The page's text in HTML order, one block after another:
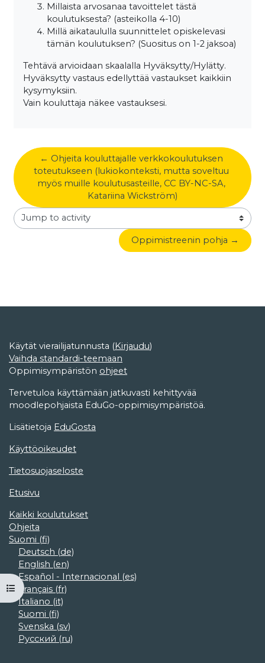
Avaa kurssisisältö
Millaista arvosanaa tavoittelet tästä
koulutuksesta? (asteikolla 4-10)
Millä aikataululla suunnittelet opiskelevasi
tämän koulutuksen? (Suositus on 1-2 jaksoa)
Tehtävä arvioidaan skaalalla Hyväksytty/Hylätty.
Hyväksytty vastaus edellyttää vastaukset kaikkiin
kysymyksiin.
Vain kouluttaja näkee vastauksesi.
← Ohjeita kouluttajalle verkkokoulutuksen
toteutukseen (lukiokonteksti, mutta soveltuu
myös muille koulutusasteille, CC BY-NC-SA,
Katariina Wickström)
Jump to activity
Oppimistreenin pohja →
Käytät vierailijatunnusta (Kirjaudu)
Vaihda standardi-teemaan
Oppimisympäristön ohjeet
Tervetuloa käyttämään jatkuvasti kehittyvää
moodlepohjaista EduGo-oppimisympäristöä.
Lisätietoja EduGosta
Käyttöoikeudet
Tietosuojaseloste
Etusivu
Kaikki koulutukset
Ohjeita
Suomi ‎(fi)‎
Deutsch ‎(de)‎
English ‎(en)‎
Español - Internacional ‎(es)‎
Français ‎(fr)‎
Italiano ‎(it)‎
Suomi ‎(fi)‎
Svenska ‎(sv)‎
Русский ‎(ru)‎